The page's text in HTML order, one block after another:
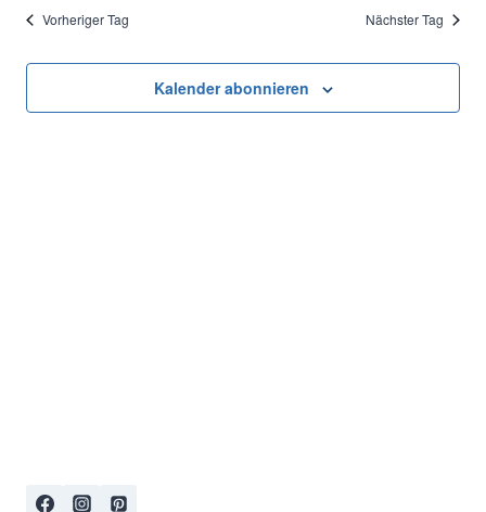
Vorheriger Tag Nächster Tag
Kalender abonnieren